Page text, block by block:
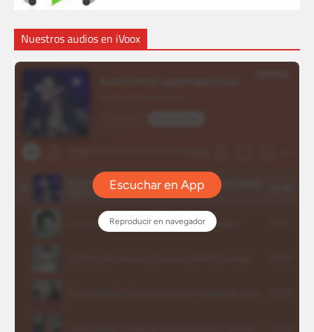
Nuestros audios en iVoox